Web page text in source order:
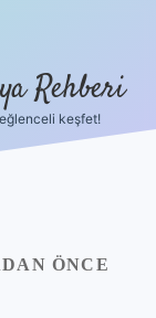
Rehberi
eğlenceli keşfet!
ÖNCE